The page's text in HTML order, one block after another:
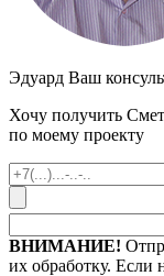
Эдуард Ваш
Хочу получить
по моему проекту
ВНИМАНИЕ!
их обработку. Если